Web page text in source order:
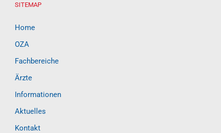
SITEMAP
Home
OZA
Fachbereiche
Ärzte
Informationen
Aktuelles
Kontakt